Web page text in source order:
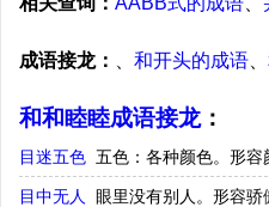
成语接龙： 和开头的成语
和和睦睦成语接龙：
目迷五色 五色：各种颜色。形
目中无人 眼里没有别人。形容骄